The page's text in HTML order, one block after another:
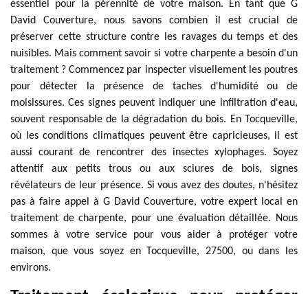
essentiel pour la pérennité de votre maison. En tant que G
David Couverture, nous savons combien il est crucial de
préserver cette structure contre les ravages du temps et des
nuisibles. Mais comment savoir si votre charpente a besoin d'un
traitement ? Commencez par inspecter visuellement les poutres
pour détecter la présence de taches d'humidité ou de
moisissures. Ces signes peuvent indiquer une infiltration d'eau,
souvent responsable de la dégradation du bois. En Tocqueville,
où les conditions climatiques peuvent être capricieuses, il est
aussi courant de rencontrer des insectes xylophages. Soyez
attentif aux petits trous ou aux sciures de bois, signes
révélateurs de leur présence. Si vous avez des doutes, n'hésitez
pas à faire appel à G David Couverture, votre expert local en
traitement de charpente, pour une évaluation détaillée. Nous
sommes à votre service pour vous aider à protéger votre
maison, que vous soyez en Tocqueville, 27500, ou dans les
environs.